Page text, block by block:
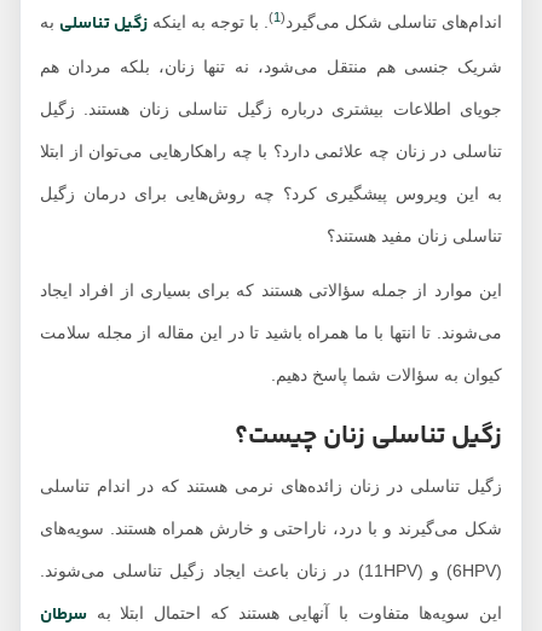
تشخیص زگیل تناسلی
درمان زگیل تناسلی در
زنان
درمان خانگی زگیل
تناسلی زنان
اندام‌های تناسلی شکل می‌گیرد 1
). با توجه به اینکهزگیل تناسلیبه
شریک جنسی هم منتقل می‌شود، نه تنها زنان، بلکه مردان هم
جویای اطلاعات بیشتری درباره زگیل تناسلی زنان هستند. زگیل
تناسلی در زنان چه علائمی دارد؟ با چه راهکارهایی می‌توان از ابتلا
به این ویروس پیشگیری کرد؟ چه روش‌هایی برای درمان زگیل
تناسلی زنان مفید هستند؟
این موارد از جمله سؤالاتی هستند که برای بسیاری از افراد ایجاد
می‌شوند. تا انتها با ما همراه باشید تا در این مقاله از مجله سلامت
کیوان به سؤالات شما پاسخ دهیم.
زگیل تناسلی زنان چیست؟
زگیل تناسلی در زنان زائده‌های نرمی هستند که در اندام تناسلی
شکل می‌گیرند و با درد، ناراحتی و خارش همراه هستند. سویه‌های
(6HPV) و (11HPV) در زنان باعث ایجاد زگیل تناسلی می‌شوند.
این سویه‌ها متفاوت با آنهایی هستند که احتمال ابتلا بهسرطان